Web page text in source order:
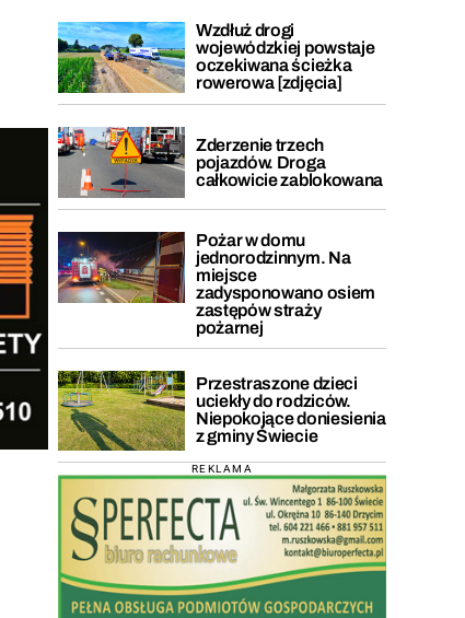
Wzdłuż drogi
wojewódzkiej powstaje
oczekiwana ścieżka
rowerowa [zdjęcia]
Zderzenie trzech
pojazdów. Droga
całkowicie zablokowana
Pożar w domu
jednorodzinnym. Na
miejsce
zadysponowano osiem
zastępów straży
pożarnej
Przestraszone dzieci
uciekły do rodziców.
Niepokojące doniesienia
z gminy Świecie
REKLAMA